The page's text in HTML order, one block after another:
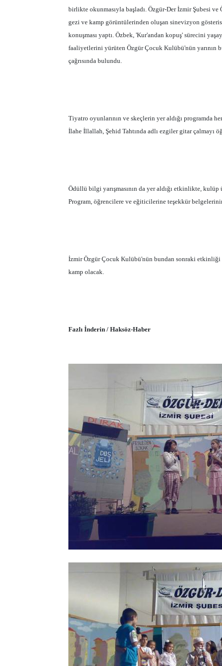
birlikte okunmasıyla başladı. Özgür-Der İzmir Şubesi
gezi ve kamp görüntülerinden oluşan sinevizyon
konuşması yaptı. Özbek, 'Kur'andan kopuş' sürecini
faaliyetlerini yürüten Özgür Çocuk Kulübü'nün yarının
çağrısında bulundu.
Tiyatro oyunlarının ve skeçlerin yer aldığı programda
İlahe İllallah, Şehid Tahtında adlı ezgiler gitar çalmayı
Ödüllü bilgi yarışmasının da yer aldığı etkinlikte,
Program, öğrencilere ve eğiticilerine teşekkür
İzmir Özgür Çocuk Kulübü'nün bundan sonraki etkinliği
kamp olacak.
Fazlı İnderin / Haksöz-Haber